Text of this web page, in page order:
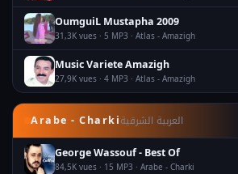
OumguiL Mustapha 2009
31,3K vues · 5 MP3 · Atlas - Amazigh
Music Variete Amazigh
27,9K vues · 4 MP3 · Atlas - Amazigh
Arabe - Charkiالعربية الشرقية
George Wassouf - Best Of
84,5K vues · 15 MP3 · Arabe - Charki